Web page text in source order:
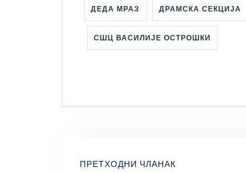
ДЕДА МРАЗ ДРАМСКА СЕКЦИЈА
СШЦ ВАСИЛИЈЕ ОСТРОШКИ
ПРЕТХОДНИ ЧЛАНАК